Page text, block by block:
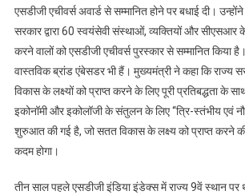
एसडीजी एचीवर्स अवार्ड से सम्मानित होने पर बधाई दी।
सरकार द्वारा 60 स्वयंसेवी संस्थाओं, व्यक्तियों और सीएसआर
करने वालों को एसडीजी एचीवर्स पुरस्कार से सम्मानित किया
वास्तविक ब्रांड एंबेसडर भी हैं। मुख्यमंत्री ने कहा कि राज्य
विकास के लक्ष्यों को प्राप्त करने के लिए पूरी प्रतिबद्धता के
इकोनॉमी और इकोलॉजी के संतुलन के लिए ‘‘त्रि-स्तंभीय एवं
शुरुआत की गई है, जो सतत विकास के लक्ष्य को प्राप्त करने
कदम होगा।
तीन साल पहले एसडीजी इंडिया इंडेक्स में राज्य 9वें स्थान